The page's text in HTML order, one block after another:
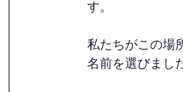
す。
私たちがこの場
名前を選びまし